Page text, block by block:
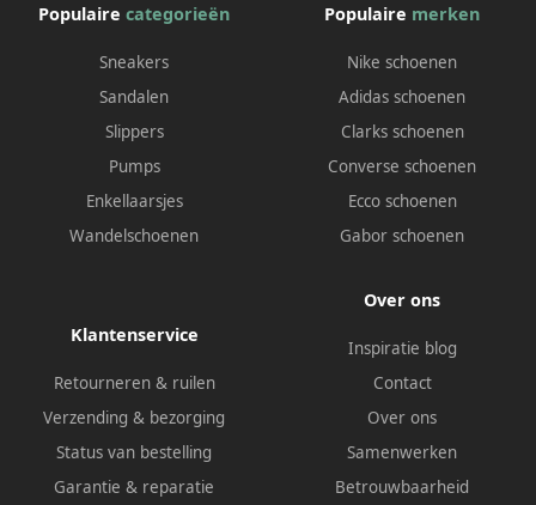
Populaire categorieën
Sneakers
Sandalen
Slippers
Pumps
Enkellaarsjes
Wandelschoenen
Populaire merken
Nike schoenen
Adidas schoenen
Clarks schoenen
Converse schoenen
Ecco schoenen
Gabor schoenen
Klantenservice
Retourneren & ruilen
Verzending & bezorging
Status van bestelling
Garantie & reparatie
Over ons
Inspiratie blog
Contact
Over ons
Samenwerken
Betrouwbaarheid